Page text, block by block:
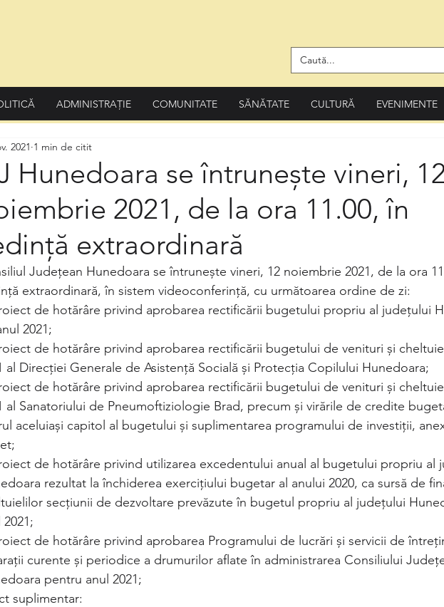
ADMINISTRAȚIE COMUNITATE SĂNĂTATE CULTURĂ EVENIMENTE
Hunedoara se întrunește vineri,
2021, de la ora 11.00, în
extraordinară
2021 1 min de citit
Județean Hunedoara se întrunește vineri, 12 noiembrie 2021, de la ora
extraordinară, în sistem videoconferință, cu următoarea ordine de zi:
de hotărâre privind aprobarea rectificării bugetului propriu al județului
2021;
de hotărâre privind aprobarea rectificării bugetului de venituri și
al Direcției Generale de Asistență Socială și Protecția Copilului Hunedoara;
de hotărâre privind aprobarea rectificării bugetului de venituri și
al Sanatoriului de Pneumoftiziologie Brad, precum și virările de credite
aceluiași capitol al bugetului și suplimentarea programului de investiții,
de hotărâre privind utilizarea excedentului anual al bugetului propriu al
rezultat la închiderea exercițiului bugetar al anului 2020, ca sursă de
secțiunii de dezvoltare prevăzute în bugetul propriu al județului
2021;
de hotărâre privind aprobarea Programului de lucrări și servicii de
curente și periodice a drumurilor aflate în administrarea Consiliului
pentru anul 2021;
suplimentar: